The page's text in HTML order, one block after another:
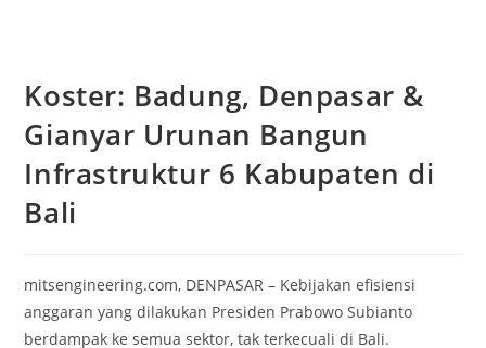
Koster: Badung, Denpasar &
Gianyar Urunan Bangun
Infrastruktur 6 Kabupaten di
Bali
mitsengineering.com, DENPASAR – Kebijakan efisiensi
anggaran yang dilakukan Presiden Prabowo Subianto
berdampak ke semua sektor, tak terkecuali di Bali.